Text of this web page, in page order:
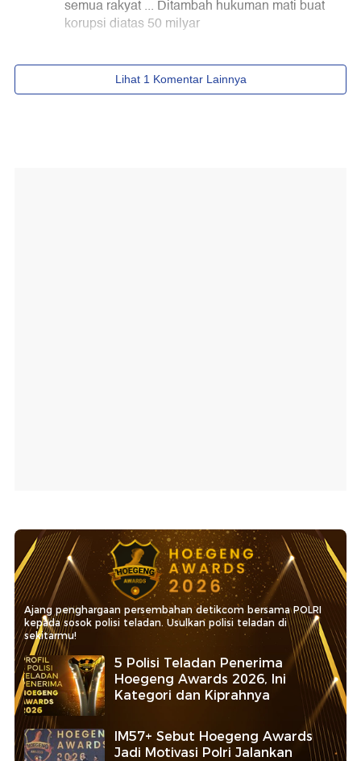
Ajang penghargaan persembahan detikcom bersama POLRI
kepada sosok polisi teladan. Usulkan polisi teladan di
sekitarmu!
5 Polisi Teladan Penerima
Hoegeng Awards 2026, Ini
Kategori dan Kiprahnya
IM57+ Sebut Hoegeng Awards
Jadi Motivasi Polri Jalankan